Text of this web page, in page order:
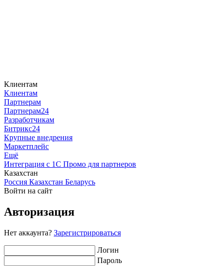
Клиентам
Клиентам
Партнерам
Партнерам24
Разработчикам
Битрикс24
Крупные внедрения
Маркетплейс
Ещё
Интеграция с 1С Промо для партнеров
Казахстан
Россия Казахстан Беларусь
Войти на сайт
Авторизация
Нет аккаунта? Зарегистрироваться
Логин
Пароль